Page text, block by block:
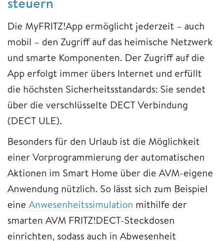
Die MyFRITZ!App ermöglicht jederzeit – auch
mobil – den Zugriff auf das heimische Netzwerk
und smarte Komponenten. Der Zugriff auf die
App erfolgt immer übers Internet und erfüllt
die höchsten Sicherheitsstandards: Sie sendet
über die verschlüsselte DECT Verbindung
(DECT ULE).
Besonders für den Urlaub ist die Möglichkeit
einer Vorprogrammierung der automatischen
Aktionen im Smart Home über die AVM-eigene
Anwendung nützlich. So lässt sich zum Beispiel
eine Anwesenheitssimulation mithilfe der
smarten AVM FRITZ!DECT-Steckdosen
einrichten, sodass auch in Abwesenheit